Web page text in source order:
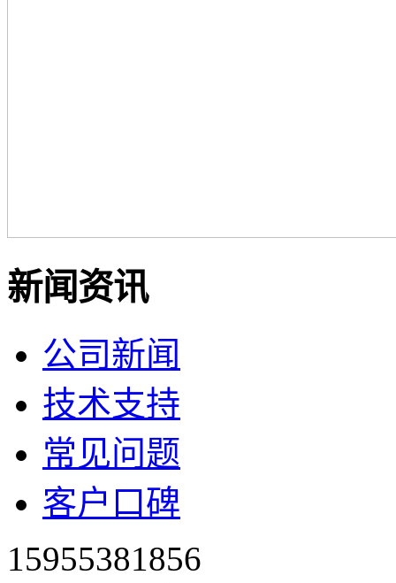
新闻资讯
公司新闻
技术支持
常见问题
客户口碑
15955381856